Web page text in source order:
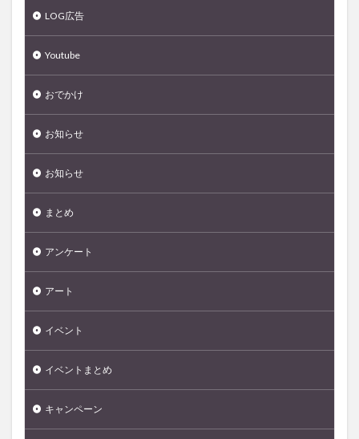
LOG広告
Youtube
おでかけ
お知らせ
お知らせ
まとめ
アンケート
アート
イベント
イベントまとめ
キャンペーン